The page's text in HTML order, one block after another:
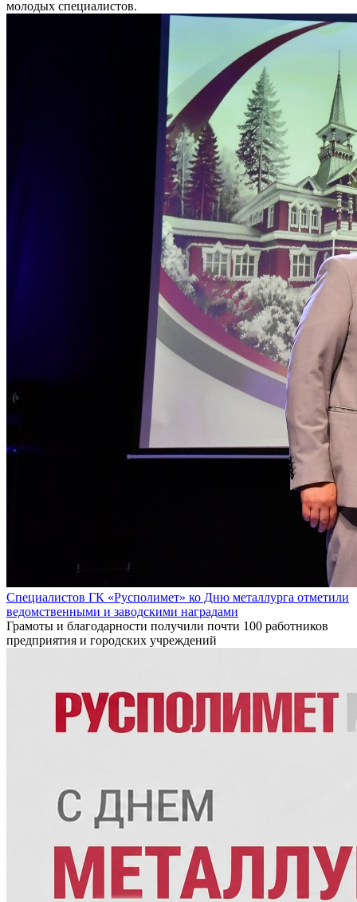
молодых специалистов.
Специалистов ГК «Русполимет» ко Дню металлурга отметили
ведомственными и заводскими наградами
Грамоты и благодарности получили почти 100 работников
предприятия и городских учреждений